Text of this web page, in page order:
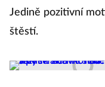
Jedině pozitivní
štěstí.